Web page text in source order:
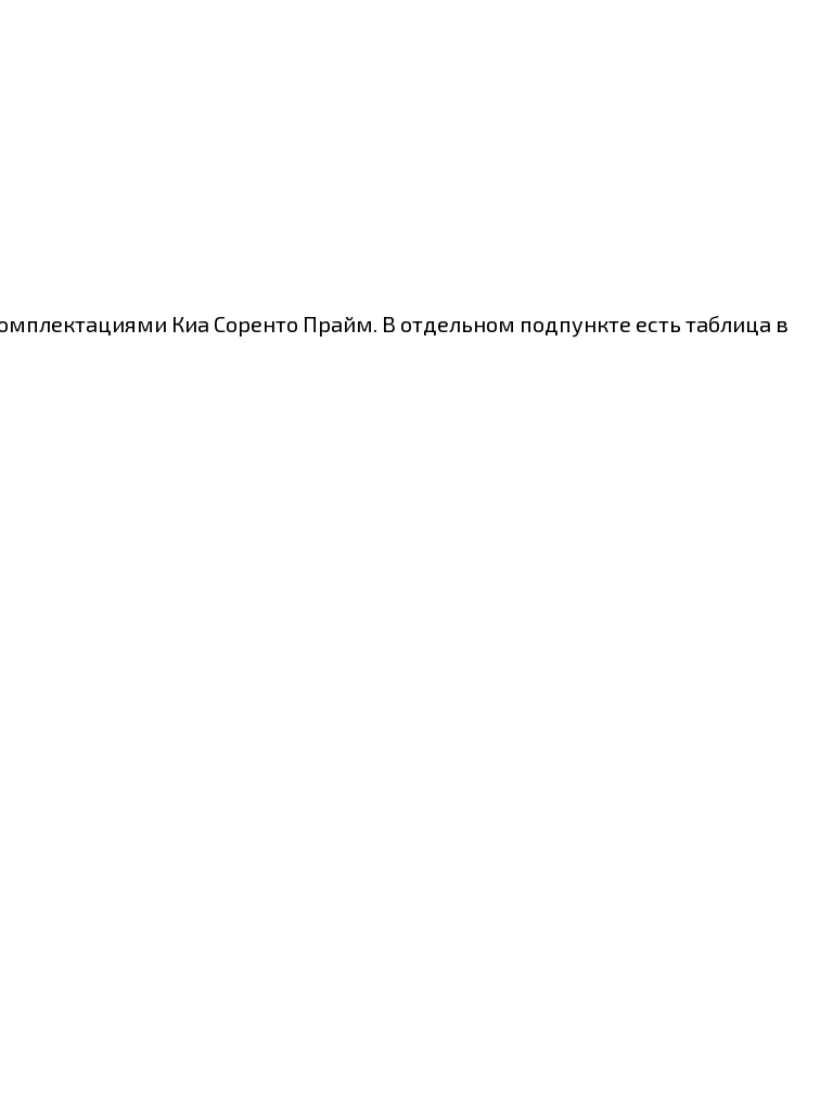
Киа Соренто Прайм. В отдельном подпункте есть таблица в